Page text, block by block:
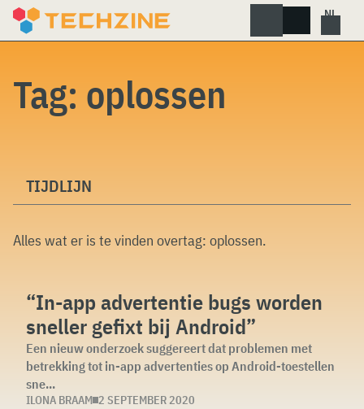
Skip
Tag: oplossen
TIJDLIJN
Alles wat er is te vinden overtag: oplossen.
“In-app advertentie bugs worden
sneller gefixt bij Android”
Een nieuw onderzoek suggereert dat problemen met
betrekking tot in-app advertenties op Android-toestellen
sne...
ILONA BRAAM 2 SEPTEMBER 2020